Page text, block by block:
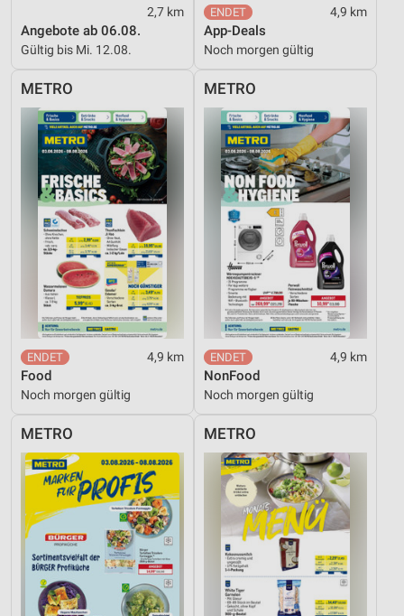
2,7 km
Angebote ab 06.08.
Gültig bis Mi. 12.08.
4,9 km
App-Deals
Noch morgen gültig
METRO
4,9 km
Food
Noch morgen gültig
METRO
4,9 km
NonFood
Noch morgen gültig
METRO METRO
Geräte anhand von aktiv angeforderten
Informationen identifizieren
Notwendig
Performance
Funktional
Werbung